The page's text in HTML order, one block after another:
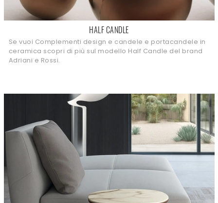
HALF CANDLE
Se vuoi Complementi design e candele e portacandele in
ceramica scopri di più sul modello Half Candle del brand
Adriani e Rossi.